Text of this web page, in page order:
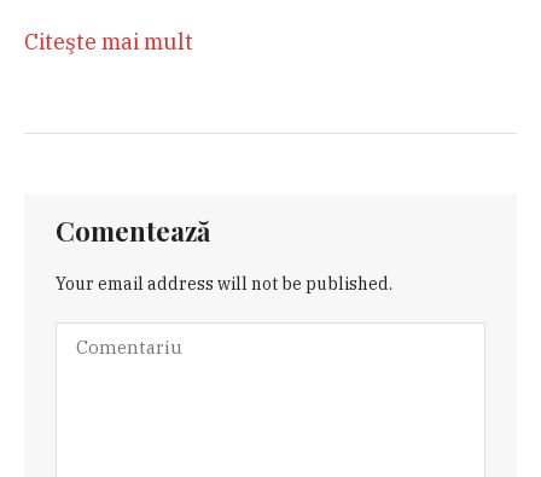
Citeşte mai mult
Comentează
Your email address will not be published.